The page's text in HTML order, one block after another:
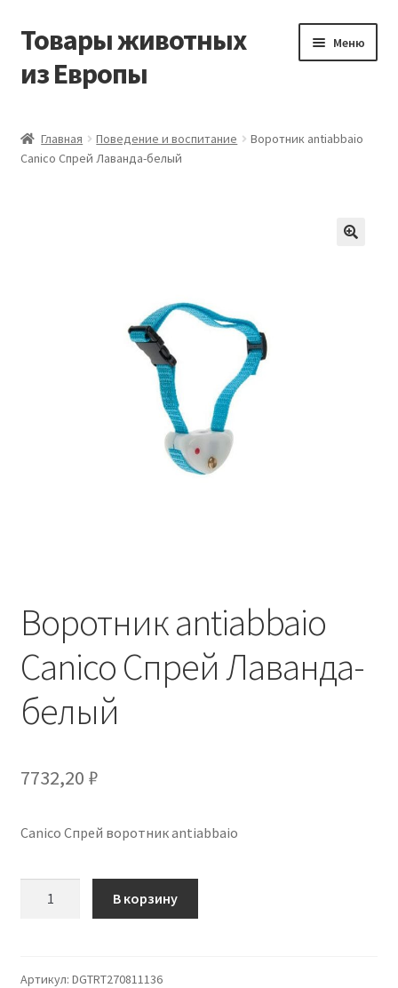
Перейти
навигации
Перейти
содержимому
Товары животных
из Европы
Меню
Виды доставки
Главная Поведение и воспитание
Воротник antiabbaio
Canico Спрей Лаванда-белый
Воротник antiabbaio
Canico Спрей Лаванда-
белый
7732,20 ₽
Canico Спрей воротник antiabbaio
Canico
В корзину
Артикул: DGTRT270811136